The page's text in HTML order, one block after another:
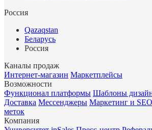
Россия
Qazaqstan
Беларусь
Россия
Каналы продаж
Интернет-магазин Маркетплейсы
Возможности
Функционал платформы Шаблоны
Доставка Мессенджеры Маркетинг и SEO
меток
Компания